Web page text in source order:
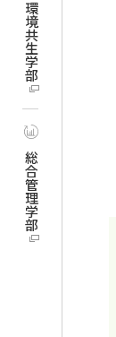
環境共生学部
総合管理学部